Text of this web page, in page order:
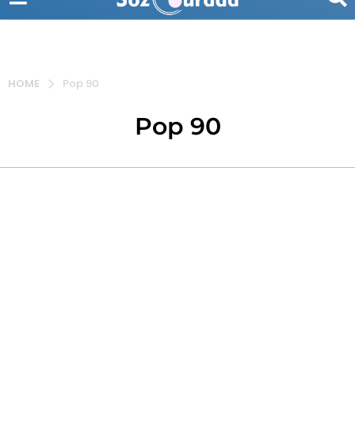
HOME Pop 90
Pop 90